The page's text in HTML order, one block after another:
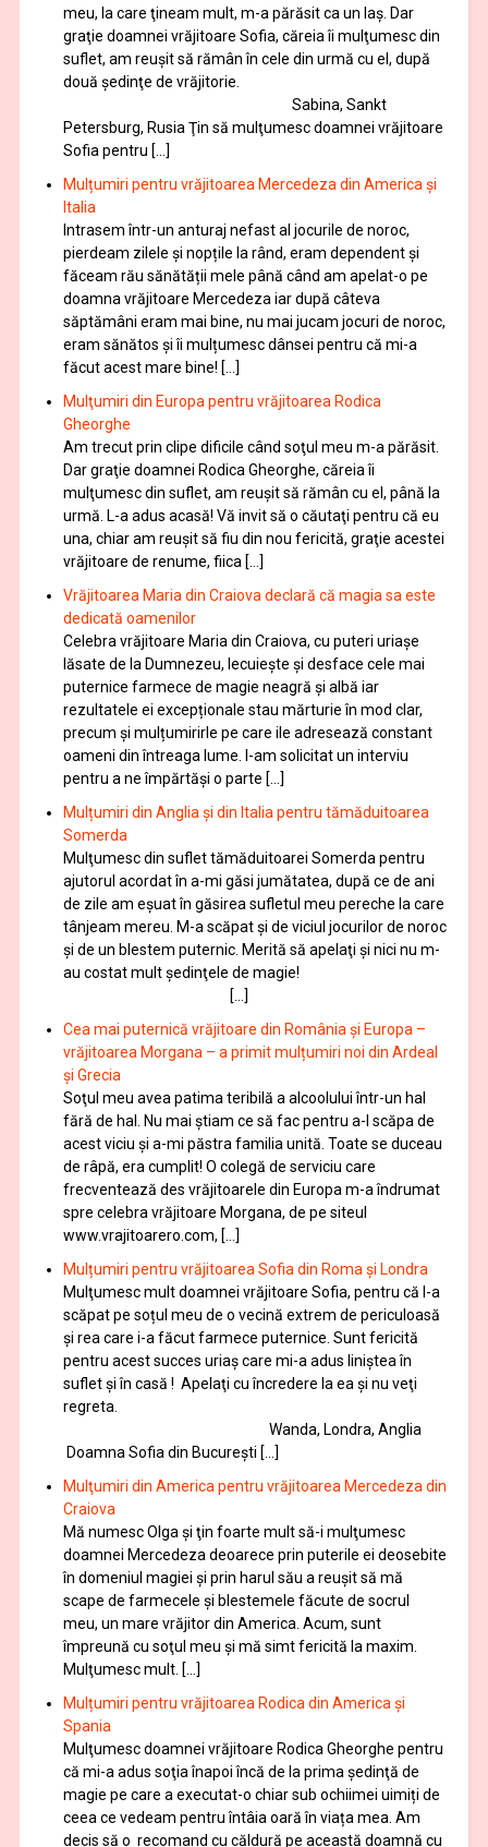
meu, la care ţineam mult, m-a părăsit ca un laş. Dar
graţie doamnei vrăjitoare Sofia, căreia îi mulţumesc din
suflet, am reuşit să rămân în cele din urmă cu el, după
două şedinţe de vrăjitorie.
Sabina, Sankt
Petersburg, Rusia Ţin să mulţumesc doamnei vrăjitoare
Sofia pentru […]
Mulțumiri pentru vrăjitoarea Mercedeza din America și
Italia
Intrasem într-un anturaj nefast al jocurile de noroc,
pierdeam zilele și nopțile la rând, eram dependent și
făceam rău sănătății mele până când am apelat-o pe
doamna vrăjitoare Mercedeza iar după câteva
săptămâni eram mai bine, nu mai jucam jocuri de noroc,
eram sănătos și îi mulțumesc dânsei pentru că mi-a
făcut acest mare bine! […]
Mulţumiri din Europa pentru vrăjitoarea Rodica
Gheorghe
Am trecut prin clipe dificile când soţul meu m-a părăsit.
Dar graţie doamnei Rodica Gheorghe, căreia îi
mulţumesc din suflet, am reuşit să rămân cu el, până la
urmă. L-a adus acasă! Vă invit să o căutaţi pentru că eu
una, chiar am reuşit să fiu din nou fericită, graţie acestei
vrăjitoare de renume, fiica […]
Vrăjitoarea Maria din Craiova declară că magia sa este
dedicată oamenilor
Celebra vrăjitoare Maria din Craiova, cu puteri uriașe
lăsate de la Dumnezeu, lecuieşte şi desface cele mai
puternice farmece de magie neagră şi albă iar
rezultatele ei excepționale stau mărturie în mod clar,
precum și mulțumirirle pe care ile adresează constant
oameni din întreaga lume. I-am solicitat un interviu
pentru a ne împărtăși o parte […]
Mulțumiri din Anglia și din Italia pentru tămăduitoarea
Somerda
Mulţumesc din suflet tămăduitoarei Somerda pentru
ajutorul acordat în a-mi găsi jumătatea, după ce de ani
de zile am eşuat în găsirea sufletul meu pereche la care
tânjeam mereu. M-a scăpat şi de viciul jocurilor de noroc
şi de un blestem puternic. Merită să apelaţi şi nici nu m-
au costat mult şedinţele de magie!
[…]
Cea mai puternică vrăjitoare din România și Europa –
vrăjitoarea Morgana – a primit mulțumiri noi din Ardeal
și Grecia
Soţul meu avea patima teribilă a alcoolului într-un hal
fără de hal. Nu mai ştiam ce să fac pentru a-l scăpa de
acest viciu şi a-mi păstra familia unită. Toate se duceau
de râpă, era cumplit! O colegă de serviciu care
frecventează des vrăjitoarele din Europa m-a îndrumat
spre celebra vrăjitoare Morgana, de pe siteul
www.vrajitoarero.com, […]
Mulțumiri pentru vrăjitoarea Sofia din Roma și Londra
Mulţumesc mult doamnei vrăjitoare Sofia, pentru că l-a
scăpat pe soțul meu de o vecină extrem de periculoasă
și rea care i-a făcut farmece puternice. Sunt fericită
pentru acest succes uriaș care mi-a adus liniștea în
suflet și în casă ! Apelaţi cu încredere la ea şi nu veţi
regreta.
Wanda, Londra, Anglia
Doamna Sofia din București […]
Mulţumiri din America pentru vrăjitoarea Mercedeza din
Craiova
Mă numesc Olga şi ţin foarte mult să-i mulţumesc
doamnei Mercedeza deoarece prin puterile ei deosebite
în domeniul magiei şi prin harul său a reuşit să mă
scape de farmecele şi blestemele făcute de socrul
meu, un mare vrăjitor din America. Acum, sunt
împreună cu soţul meu şi mă simt fericită la maxim.
Mulţumesc mult. […]
Mulțumiri pentru vrăjitoarea Rodica din America și
Spania
Mulţumesc doamnei vrăjitoare Rodica Gheorghe pentru
că mi-a adus soţia înapoi încă de la prima şedinţă de
magie pe care a executat-o chiar sub ochiimei uimiți de
ceea ce vedeam pentru întâia oară în viața mea. Am
decis să o recomand cu căldură pe această doamnă cu